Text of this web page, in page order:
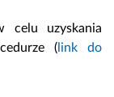
celu uzyskania
( link do